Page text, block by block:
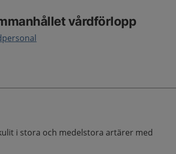
vårdförlopp
i stora och medelstora artärer med